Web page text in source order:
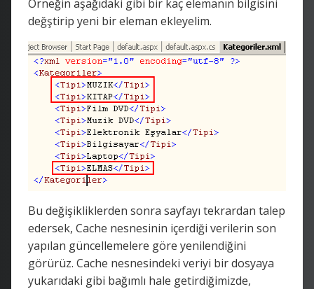
Örneğin aşağıdaki gibi bir kaç elemanın bilgisini
değştirip yeni bir eleman ekleyelim.
Bu değişikliklerden sonra sayfayı tekrardan talep
edersek, Cache nesnesinin içerdiği verilerin son
yapılan güncellemelere göre yenilendiğini
görürüz. Cache nesnesindeki veriyi bir dosyaya
yukarıdaki gibi bağımlı hale getirdiğimizde,